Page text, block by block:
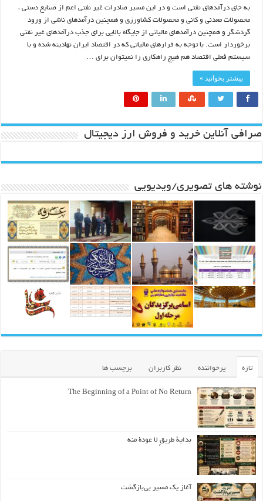
به جای درآمدهای نفتی است و در این مسیر صادرات غیر نفتی اعم از صنایع دستی ،
محصولات معدنی و کانی و محصولات کشاورزی و همچنین درآمدهای ناشی از ورود
گردشگر و همچنین درآمدهای مالیاتی از جایگاه بالایی برای جذب درآمدهای غیر نفتی
برخوردار است. با توجه به فرارهای مالیاتی که در اقتصاد ایران نهادینه شده و با
سیستم فعلی اقتصاد هم هیچ راهکاری را نمیتوان برای …
بیشتر بخوانید »
صرافی آنلاین خرید و فروش ارز دیجیتال
نوشته های تصویری/ویدیویی
تازه پرخواننده نظر کاربران برچسب ها
The Beginning of a Point of No Return
بداية طريقٍ لا عودة منه
آغاز یک مسیر بی‌بازگشت